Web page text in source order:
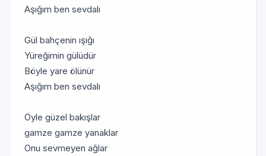
Aşığım ben sevdalı
Gül bahçenin ışığı
Yüreğimin gülüdür
Böyle yare ölünür
Aşığım ben sevdalı
Öyle güzel bakışlar
gamze gamze yanaklar
Onu sevmeyen ağlar